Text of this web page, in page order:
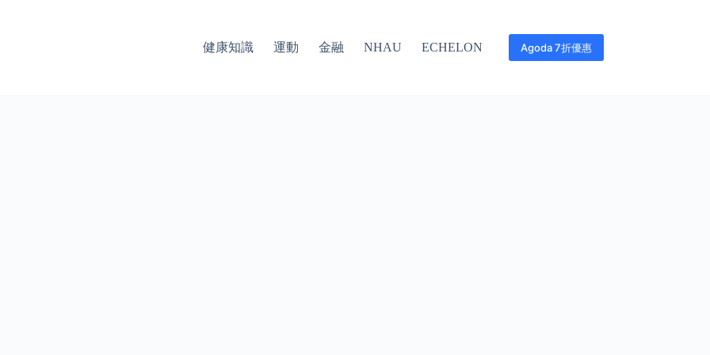
健康知識 運動 金融 NHAU ECHELON Agoda 7折優惠